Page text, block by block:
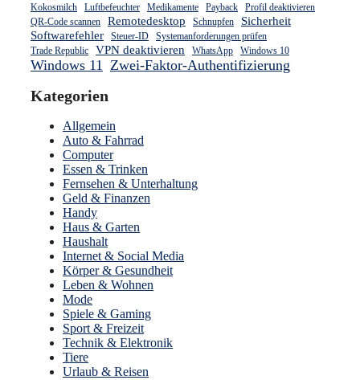
Kokosmilch Luftbefeuchter Medikamente Payback
Profil deaktivieren
QR-Code scannen
Remotedesktop Schnupfen
Sicherheit
Softwarefehler
Steuer-ID
Systemanforderungen prüfen
Trade Republic
VPN deaktivieren WhatsApp Windows 10
Windows 11 Zwei-Faktor-Authentifizierung
Kategorien
Allgemein
Auto & Fahrrad
Computer
Essen & Trinken
Fernsehen & Unterhaltung
Geld & Finanzen
Handy
Haus & Garten
Haushalt
Internet & Social Media
Körper & Gesundheit
Leben & Wohnen
Mode
Spiele & Gaming
Sport & Freizeit
Technik & Elektronik
Tiere
Urlaub & Reisen